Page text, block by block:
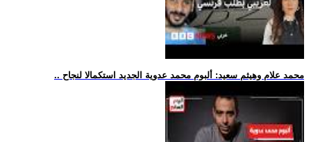
.. محمد علام وهيثم سعيد: ألبوم محمد عدوية الجديد استكمالا لنجاح